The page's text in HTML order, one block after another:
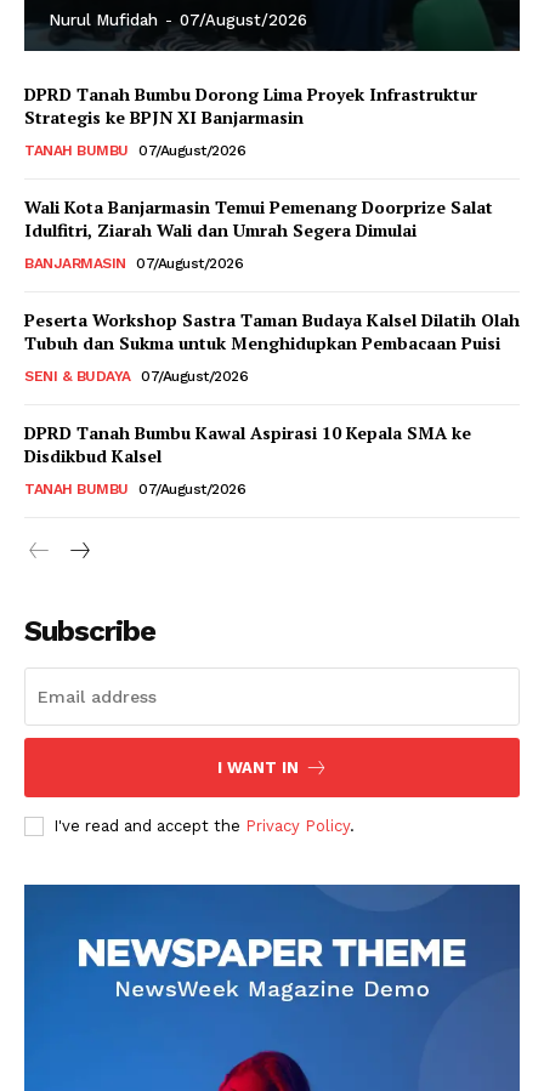
Nurul Mufidah - 07/August/2026
DPRD Tanah Bumbu Dorong Lima Proyek Infrastruktur
Strategis ke BPJN XI Banjarmasin
TANAH BUMBU 07/August/2026
Wali Kota Banjarmasin Temui Pemenang Doorprize Salat
Idulfitri, Ziarah Wali dan Umrah Segera Dimulai
BANJARMASIN 07/August/2026
Peserta Workshop Sastra Taman Budaya Kalsel Dilatih Olah
Tubuh dan Sukma untuk Menghidupkan Pembacaan Puisi
SENI & BUDAYA 07/August/2026
DPRD Tanah Bumbu Kawal Aspirasi 10 Kepala SMA ke
Disdikbud Kalsel
TANAH BUMBU 07/August/2026
Subscribe
I WANT IN
I've read and accept the Privacy Policy.